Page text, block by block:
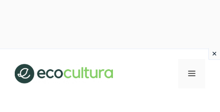
contenuto
MENU